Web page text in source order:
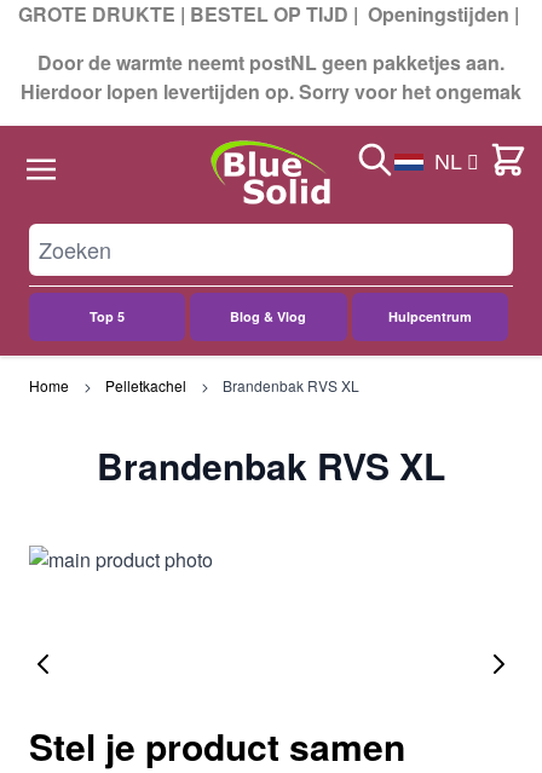
GROTE DRUKTE | BESTEL OP TIJD | Openingstijden |
Door de warmte neemt postNL geen pakketjes aan.
Hierdoor lopen levertijden op. Sorry voor het ongemak
Top 5 Blog & Vlog Hulpcentrum
Search NL Cart
Home Pelletkachel Brandenbak RVS XL
Brandenbak RVS XL
Stel je product samen